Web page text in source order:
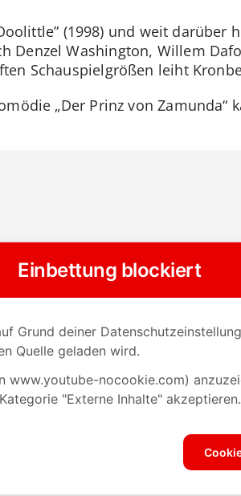
(1998) und weit
Denzel Washington, Willem
Schauspielgrößen leiht
„Der Prinz von Zamunda“